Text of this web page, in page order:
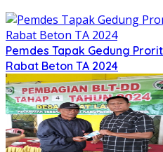
Pemdes Tapak Gedung
Rabat Beton TA 2024